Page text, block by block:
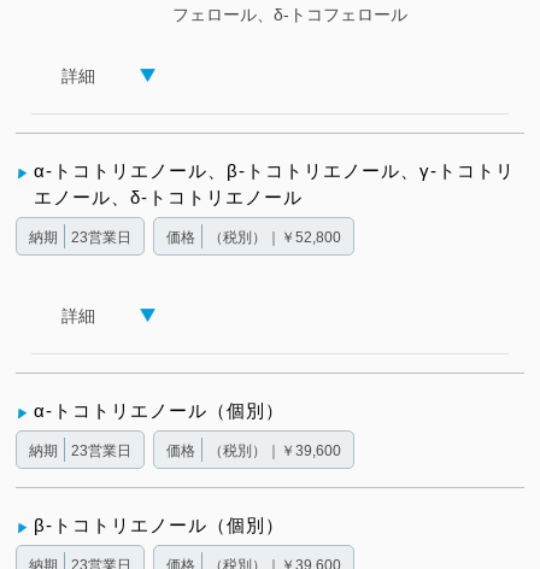
フェロール、δ-トコフェロール
詳細
α-トコトリエノール、β-トコトリエノール、γ-トコトリ
エノール、δ-トコトリエノール
納期 23営業日 価格 （税別）｜￥52,800
詳細
α-トコトリエノール（個別）
納期 23営業日 価格 （税別）｜￥39,600
β-トコトリエノール（個別）
納期 23営業日 価格 （税別）｜￥39,600